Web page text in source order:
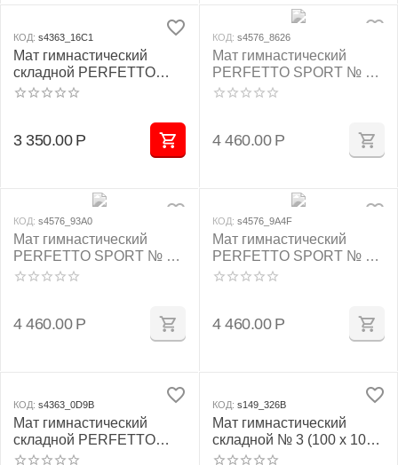
КОД: s4363_16C1
Мат гимнастический
складной PERFETTO
SPORT № 3 (100 х 100 х
3 350.00 Р
КОД: s4576_8626
Мат гимнастический
PERFETTO SPORT № 9
(100 х 150 х 10) см
4 460.00 Р
КОД: s4576_93A0
Мат гимнастический
PERFETTO SPORT № 9
(100 х 150 х 10) см
4 460.00 Р
КОД: s4576_9A4F
Мат гимнастический
PERFETTO SPORT № 9
(100 х 150 х 10) см сине/
4 460.00 Р
КОД: s4363_0D9B
Мат гимнастический
складной PERFETTO
SPORT № 3 (100 х 100 х
КОД: s149_326B
Мат гимнастический
складной № 3 (100 х 100 х
10) см красно/жёлтый